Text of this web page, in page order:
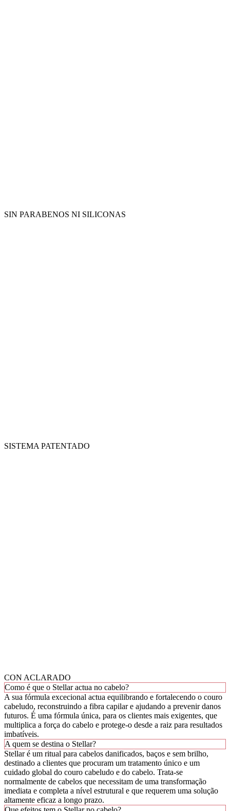
SIN PARABENOS NI SILICONAS
SISTEMA PATENTADO
CON ACLARADO
Como é que o Stellar actua no cabelo?
A sua fórmula excecional actua equilibrando e fortalecendo o couro
cabeludo, reconstruindo a fibra capilar e ajudando a prevenir danos
futuros. É uma fórmula única, para os clientes mais exigentes, que
multiplica a força do cabelo e protege-o desde a raiz para resultados
imbatíveis.
A quem se destina o Stellar?
Stellar é um ritual para cabelos danificados, baços e sem brilho,
destinado a clientes que procuram um tratamento único e um
cuidado global do couro cabeludo e do cabelo. Trata-se
normalmente de cabelos que necessitam de uma transformação
imediata e completa a nível estrutural e que requerem uma solução
altamente eficaz a longo prazo.